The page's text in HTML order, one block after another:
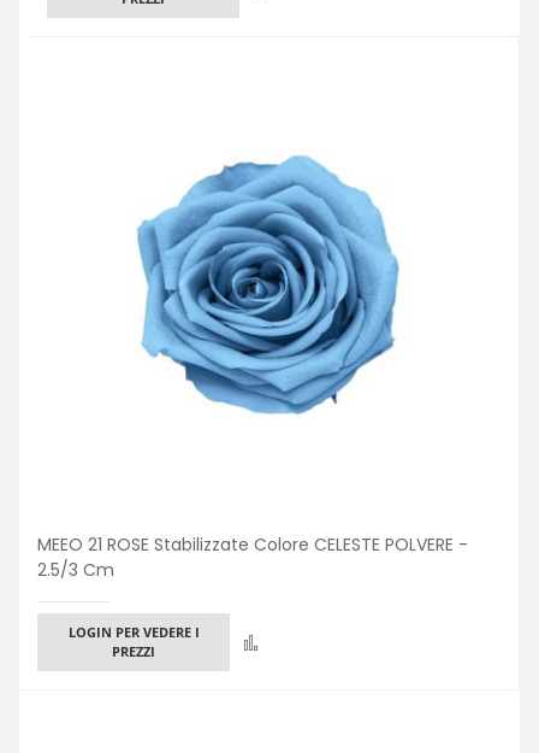
MEEO 21 ROSE Stabilizzate Colore CELESTE POLVERE -
2.5/3 Cm
LOGIN PER VEDERE I
PREZZI